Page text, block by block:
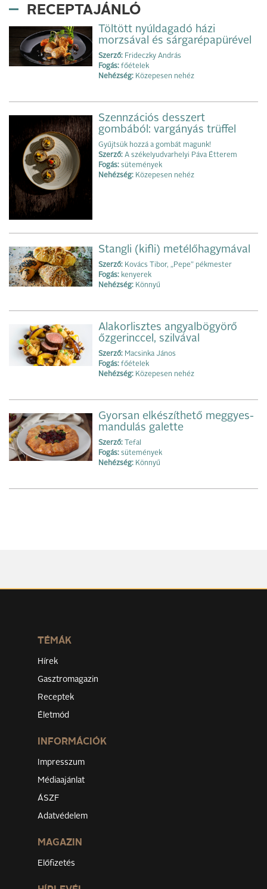
RECEPTAJÁNLÓ
Töltött nyúldagadó házi
morzsával és sárgarépapürével
Szerző: Frideczky András
Fogás: főételek
Nehézség: Közepesen nehéz
Szennzációs desszert
gombából: vargányás trüffel
Gyűjtsük hozzá a gombát magunk!
Szerző: A székelyudvarhelyi Páva Étterem
Fogás: sütemények
Nehézség: Közepesen nehéz
Stangli (kifli) metélőhagymával
Szerző: Kovács Tibor, „Pepe” pékmester
Fogás: kenye‌rek
Nehézség: Könnyű
Alakorlisztes angyalbögyörő
őzgerinccel, szilvával
Szerző: Macsinka János
Fogás: főételek
Nehézség: Közepesen nehéz
Gyorsan elkészíthető meggyes-
mandulás galette
Szerző: Tefal
Fogás: sütemények
Nehézség: Könnyű
TÉMÁK
Hírek
Gasztromagazin
Receptek
Életmód
INFORMÁCIÓK
Impresszum
Médiaajánlat
ÁSZF
Adatvédelem
MAGAZIN
Előfizetés